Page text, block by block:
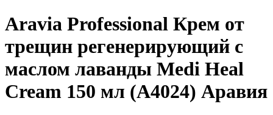
Aravia Professional Крем от
трещин регенерирующий с
маслом лаванды Medi Heal
Cream 150 мл (А4024) Аравия